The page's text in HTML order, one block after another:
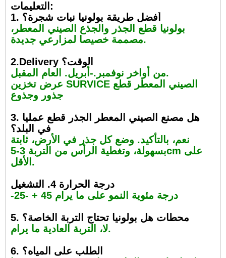
التعليمات:
1. أفضل طريقة بولونيا نبات شجرة؟
بولونيا قطع الجذر والجذع الصيني المعطر،
مصممة خصيصا لمزارعي جديدة.
2.Delivery الوقت؟
من أواخر نوفمبر.-أبريل. العام المقبل.
عرض تخزين SURVICE الصيني المعطر قطع
جذور وجذوع
3. هل مصنع الصيني المعطر الجذر قطع عمليا
في البلد؟
نعم، بالتأكيد. وضع كل جذر في الأرض، ثابتة
بسهولة، وتغطية الرأس من التربة 3-5cm على
الأقل.
درجة الحرارة 4. التشغيل
-25- + 45 درجة مئوية النمو على ما يرام
5. محطات هل بولونيا تحتاج التربة الخاصة؟
لا، التربة العادية ما يرام.
6. الطلب على المياه؟